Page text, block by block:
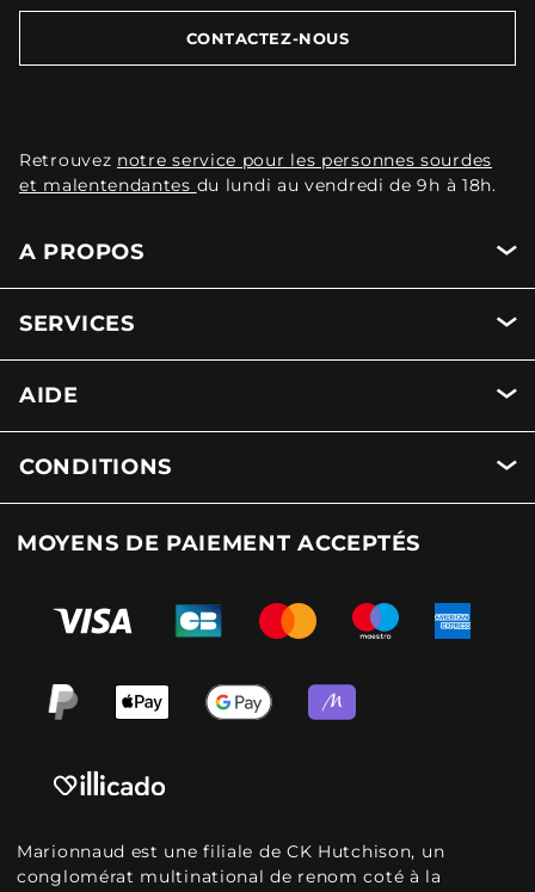
CONTACTEZ-NOUS
Retrouvez notre service pour les personnes sourdes
et malentendantes du lundi au vendredi de 9h à 18h.
A PROPOS
SERVICES
AIDE
CONDITIONS
MOYENS DE PAIEMENT ACCEPTÉS
Marionnaud est une filiale de CK Hutchison, un
conglomérat multinational de renom coté à la